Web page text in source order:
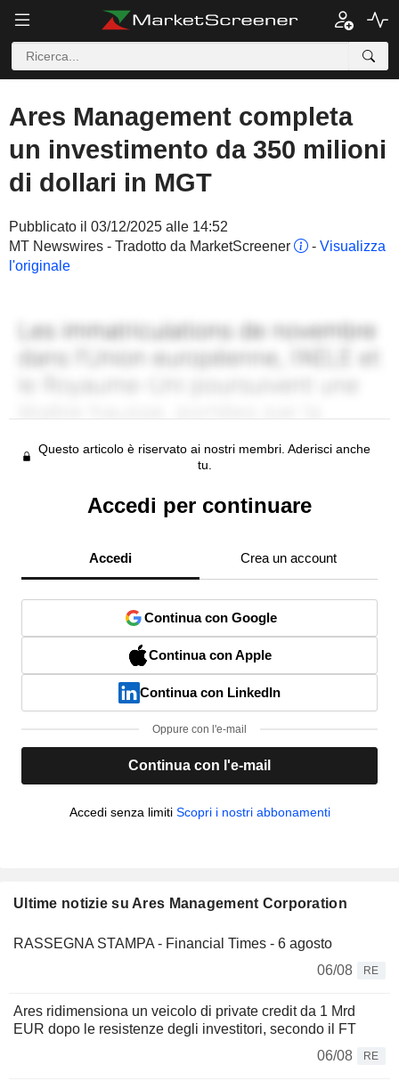
Ares Management completa
un investimento da 350 milioni
di dollari in MGT
Pubblicato il 03/12/2025 alle 14:52
MT Newswires - Tradotto da MarketScreener
- Visualizza
l'originale
Questo articolo è riservato ai nostri membri. Aderisci anche
tu.
Accedi per continuare
Accedi Crea un account
Continua con Google
Continua con Apple
Continua con LinkedIn
Oppure con l'e-mail
Continua con l'e-mail
Accedi senza limiti Scopri i nostri abbonamenti
Ultime notizie su Ares Management Corporation
RASSEGNA STAMPA - Financial Times - 6 agosto
06/08
RE
Ares ridimensiona un veicolo di private credit da 1 Mrd
EUR dopo le resistenze degli investitori, secondo il FT
06/08
RE